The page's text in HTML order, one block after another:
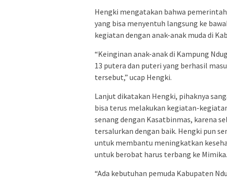
Hengki mengatakan bahwa
yang bisa menyentuh langsung ke
kegiatan dengan anak-anak muda di
“Keinginan anak-anak di Kampung
13 putera dan puteri yang berhasil
tersebut,” ucap Hengki.
Lanjut dikatakan Hengki, pihaknya
bisa terus melakukan kegiatan-
senang dengan Kasatbinmas, karena
tersalurkan dengan baik. Hengki pun
untuk membantu meningkatkan
untuk berobat harus terbang ke Mimika.
“Ada kebutuhan pemuda Kabupaten